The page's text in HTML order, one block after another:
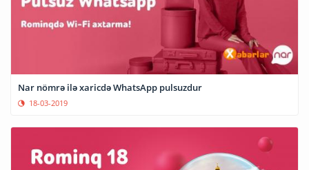
Nar nömrə ilə xaricdə WhatsApp pulsuzdur
18-03-2019